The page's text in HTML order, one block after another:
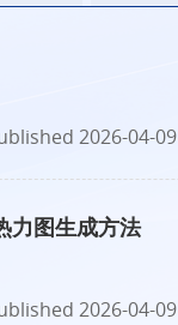
2026-04-09
力图生成方法
2026-04-09